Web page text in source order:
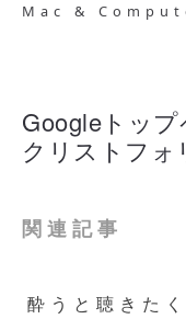
Mac &
Googleトッ
クリストフォ
関連記事
酔うと聴きた